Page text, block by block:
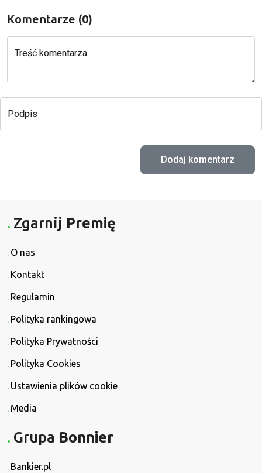
Komentarze (0)
Treść komentarza
Podpis
Zgarnij Premię
O nas
Kontakt
Regulamin
Polityka rankingowa
Polityka Prywatności
Polityka Cookies
Ustawienia plików cookie
Media
Grupa Bonnier
Bankier.pl